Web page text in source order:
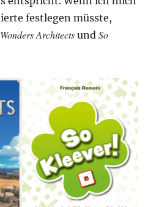
festlegen müsste,
Architects undSo